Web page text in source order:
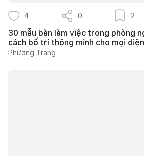
4 0 2
30 mẫu bàn làm việc trong phòng
cách bố trí thông minh cho mọi
Phương Trang